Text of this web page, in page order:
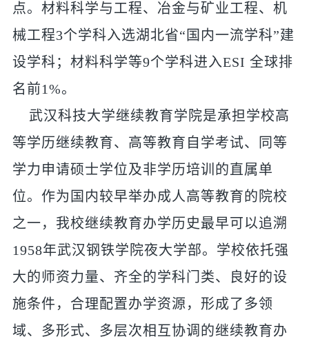
点。材料科学与工程、冶金与矿业工程、机
械工程3个学科入选湖北省“国内一流学科”建
设学科；材料科学等9个学科进入ESI 全球排
名前1%。
武汉科技大学继续教育学院是承担学校高
等学历继续教育、高等教育自学考试、同等
学力申请硕士学位及非学历培训的直属单
位。作为国内较早举办成人高等教育的院校
之一，我校继续教育办学历史最早可以追溯
1958年武汉钢铁学院夜大学部。学校依托强
大的师资力量、齐全的学科门类、良好的设
施条件，合理配置办学资源，形成了多领
域、多形式、多层次相互协调的继续教育办